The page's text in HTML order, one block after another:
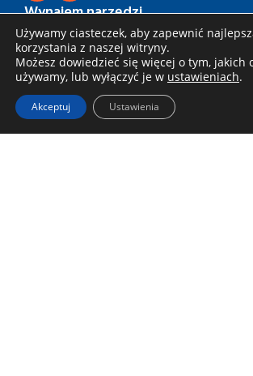
Wynajem narzędzi
Katalog
Rabaty i akcje
Jak wynająć
Dostawa i odbiór
Używamy ciasteczek, aby zapewnić
korzystania z naszej witryny.
Możesz dowiedzieć się więcej o tym, jakich
używamy, lub wyłączyć je w ustawieniach.
Akceptuj Ustawienia